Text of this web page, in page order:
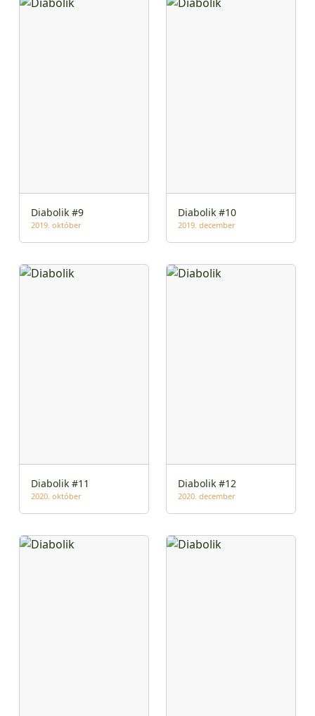
Diabolik #9
2019. október
Diabolik #10
2019. december
Diabolik #11
2020. október
Diabolik #12
2020. december